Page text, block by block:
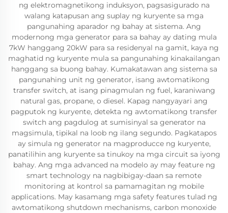
ng elektromagnetikong induksyon, pagsasigurado na
walang katapusan ang suplay ng kuryente sa mga
pangunahing aparador ng bahay at sistema. Ang
modernong mga generator para sa bahay ay dating mula
7kW hanggang 20kW para sa residenyal na gamit, kaya ng
maghatid ng kuryente mula sa pangunahing kinakailangan
hanggang sa buong bahay. Kumakatawan ang sistema sa
pangunahing unit ng generator, isang awtomatikong
transfer switch, at isang pinagmulan ng fuel, karaniwang
natural gas, propane, o diesel. Kapag nangyayari ang
pagputok ng kuryente, detekta ng awtomatikong transfer
switch ang pagdulog at sumisinyal sa generator na
magsimula, tipikal na loob ng ilang segundo. Pagkatapos
ay simula ng generator na magproducce ng kuryente,
panatilihin ang kuryente sa tinukoy na mga circuit sa iyong
bahay. Ang mga advanced na modelo ay may feature ng
smart technology na nagbibigay-daan sa remote
monitoring at kontrol sa pamamagitan ng mobile
applications. May kasamang mga safety features tulad ng
awtomatikong shutdown mechanisms, carbon monoxide